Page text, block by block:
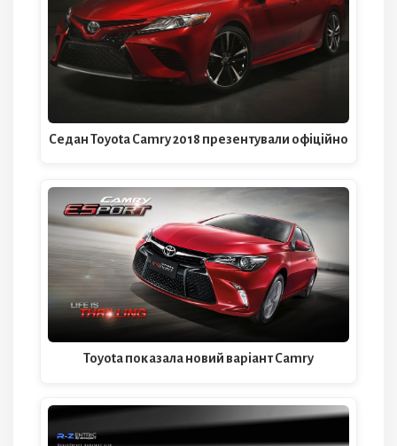
Седан Toyota Camry 2018 презентували офіційно
Toyota показала новий варіант Camry